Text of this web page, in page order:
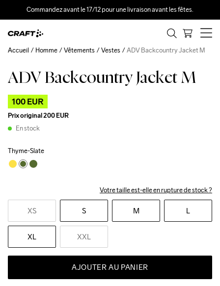
Commandez avant le 17/12 pour une livraison avant les fêtes.
ADV Backcountry Jacket M
100 EUR
Prix original200 EUR
En stock
Thyme-Slate
Votre taille est-elle en rupture de stock ?
XS S M L
XL XXL
AJOUTER AU PANIER
Accueil Homme Vêtements Vestes ADV Backcountry Jacket M
Outlet